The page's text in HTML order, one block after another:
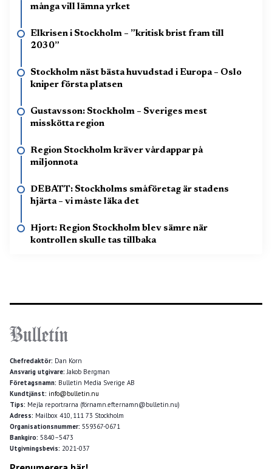
många vill lämna yrket
Elkrisen i Stockholm – ”kritisk brist fram till
2030”
Stockholm näst bästa huvudstad i Europa – Oslo
kniper första platsen
Gustavsson: Stockholm – Sveriges mest
misskötta region
Region Stockholm kräver vårdappar på
miljonnota
DEBATT: Stockholms småföretag är stadens
hjärta – vi måste läka det
Hjort: Region Stockholm blev sämre när
kontrollen skulle tas tillbaka
Chefredaktör: Dan Korn
Ansvarig utgivare:Jakob Bergman
Företagsnamn: Bulletin Media Sverige AB
Kundtjänst: info@bulletin.nu
Tips: Mejla reportrarna (förnamn.efternamn@bulletin.nu)
Adress: Mailbox 410, 111 73 Stockholm
Organisationsnummer: 559367-0671
Bankgiro: 5840–5473
Utgivningsbevis: 2021-037